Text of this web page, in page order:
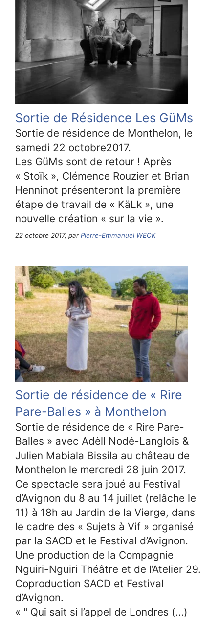
Sortie de Résidence Les GüMs
Sortie de résidence de Monthelon, le
samedi 22 octobre2017.
Les GüMs sont de retour ! Après
« Stoïk », Clémence Rouzier et Brian
Henninot présenteront la première
étape de travail de « KäLk », une
nouvelle création « sur la vie ».
22 octobre 2017, parPierre-Emmanuel WECK
Sortie de résidence de « Rire
Pare-Balles » à Monthelon
Sortie de résidence de « Rire Pare-
Balles » avec Adèll Nodé-Langlois &
Julien Mabiala Bissila au château de
Monthelon le mercredi 28 juin 2017.
Ce spectacle sera joué au Festival
d’Avignon du 8 au 14 juillet (relâche le
11) à 18h au Jardin de la Vierge, dans
le cadre des « Sujets à Vif » organisé
par la SACD et le Festival d’Avignon.
Une production de la Compagnie
Nguiri-Nguiri Théâtre et de l’Atelier 29.
Coproduction SACD et Festival
d’Avignon.
« " Qui sait si l’appel de Londres (…)